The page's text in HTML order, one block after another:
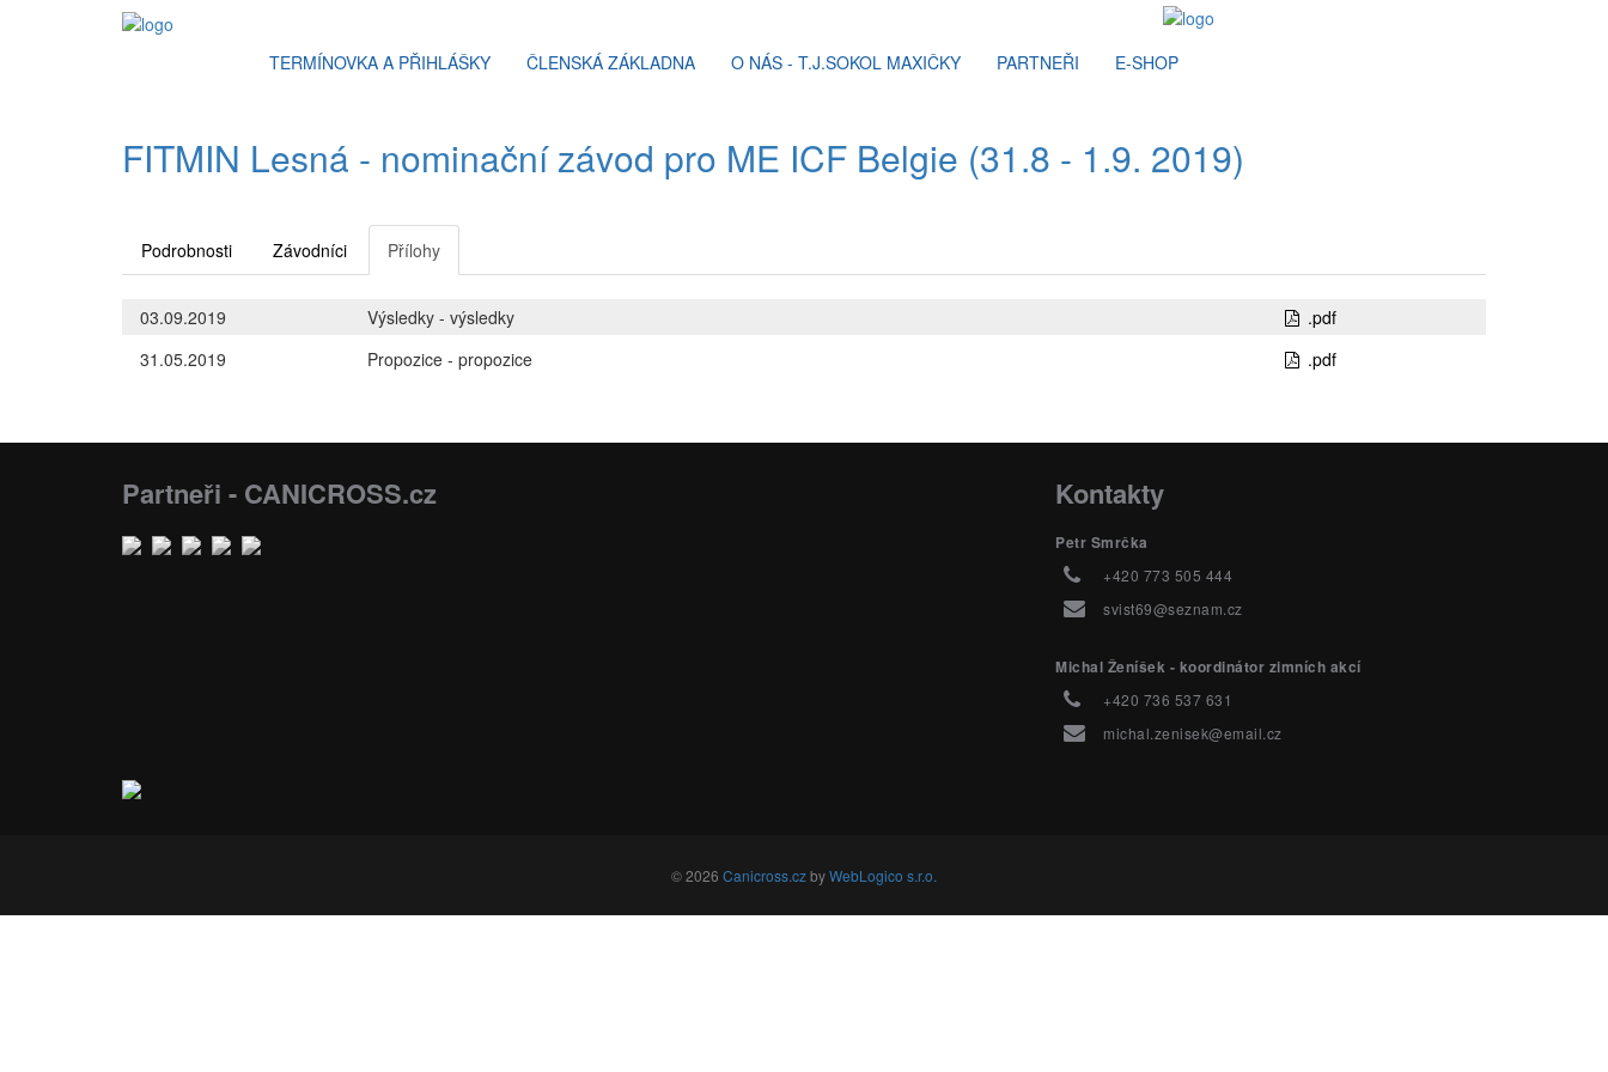
TERMÍNOVKA A PŘIHLÁŠKY ČLENSKÁ ZÁKLADNA O NÁS - T.J.SOKOL MAXIČKY PARTNEŘI E-SHOP
FITMIN Lesná - nominační závod pro ME ICF Belgie (31.8 - 1.9. 2019)
Podrobnosti Závodníci Přílohy
03.09.2019 Výsledky - výsledky
.pdf
31.05.2019
Propozice - propozice .pdf
Partneři - CANICROSS.cz Kontakty
Petr Smrčka
+420 773 505 444
svist69@seznam.cz
Michal Ženíšek - koordinátor zimních akcí
+420 736 537 631
michal.zenisek@email.cz
© 2026 Canicross.czbyWebLogico s.r.o.